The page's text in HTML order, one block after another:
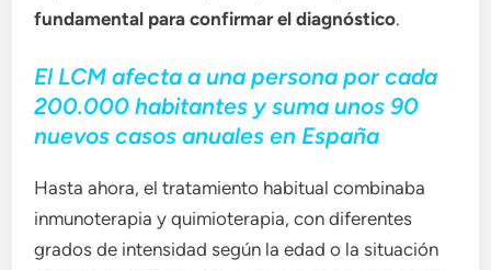
fundamental para confirmar el diagnóstico.
El LCM afecta a una persona por cada
200.000 habitantes y suma unos 90
nuevos casos anuales en España
Hasta ahora, el tratamiento habitual combinaba
inmunoterapia y quimioterapia, con diferentes
grados de intensidad según la edad o la situación